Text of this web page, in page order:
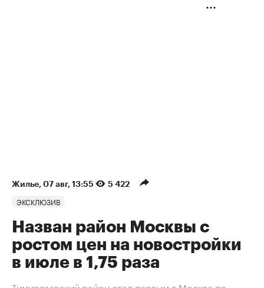
Жилье⁠, 07 авг, 13:55 5 422
ЭКСКЛЮЗИВ
Назван район Москвы с
ростом цен на новостройки
в июле в 1,75 раза